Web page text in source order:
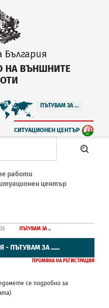
България
НА ВЪНШНИТЕ
ПЪТУВАМ ЗА ...
СИТУАЦИОНЕН ЦЕНТЪР
работи
център
ПЪТУВАМ ЗА ...
- ПЪТУВАМ ЗА ......
ПРОМЯНА НА РЕГИСТРАЦИЯ
се подробно за